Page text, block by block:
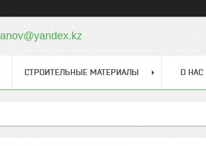
СТРОИТЕЛЬНЫЕ МАТЕРИАЛЫ О НАС